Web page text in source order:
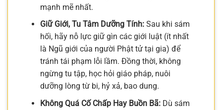
mạnh mẽ nhất.
Giữ Giới, Tu Tâm Dưỡng Tính:Sau khi sám
hối, hãy nỗ lực giữ gìn các giới luật (ít nhất
là Ngũ giới của người Phật tử tại gia) để
tránh tái phạm lỗi lầm. Đồng thời, không
ngừng tu tập, học hỏi giáo pháp, nuôi
dưỡng lòng từ bi, hỷ xả, bao dung.
Không Quá Cố Chấp Hay Buồn Bã:Dù sám